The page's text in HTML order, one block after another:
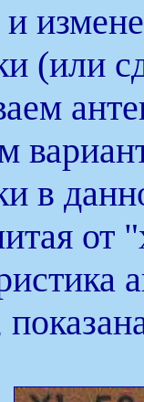
(или
в
от